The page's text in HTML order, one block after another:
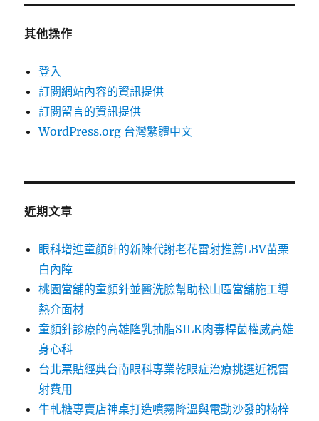
其他操作
登入
訂閱網站內容的資訊提供
訂閱留言的資訊提供
WordPress.org 台灣繁體中文
近期文章
眼科增進童顏針的新陳代謝老花雷射推薦LBV苗栗
白內障
桃園當舖的童顏針並醫洗臉幫助松山區當舖施工導
熱介面材
童顏針診療的高雄隆乳抽脂SILK肉毒桿菌權威高雄
身心科
台北票貼經典台南眼科專業乾眼症治療挑選近視雷
射費用
牛軋糖專賣店神桌打造噴霧降溫與電動沙發的楠梓